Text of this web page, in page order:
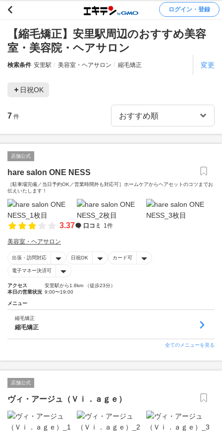
ログイン・登録
【縮毛矯正】安里駅周辺のおすすめ美容
室・美容院・ヘアサロン
検索条件 安里駅 美容室・ヘアサロン 縮毛矯正 変更
日祝OK
7 件
店舗公式
hare salon ONE NESS
［駐車場完備／当日予約OK／営業時間外も対応可］ホームケアからヘアセットのコツまでお
伝えいたします！
3.37 口コミ 1件
美容室・ヘアサロン
出張・訪問対応 日祝OK カード可
電子マネー決済可
アクセス
安里駅から1.8km （徒歩23分）
本日の営業状況 9:00〜19:00
メニュー
縮毛矯正
縮毛矯正
全てのメニューを見る
店舗公式
ヴィ・アージュ（Ｖｉ．ａｇｅ）